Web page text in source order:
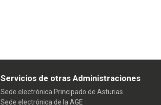
Servicios de otras Administraciones
Sede electrónica Principado de Asturias
Sede electrónica de la AGE